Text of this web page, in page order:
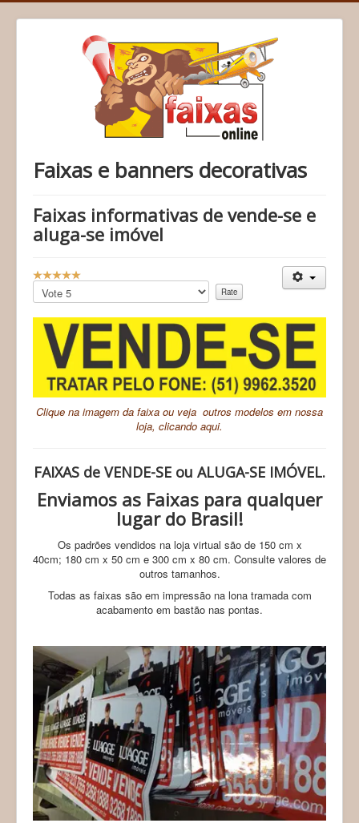
Faixas e banners decorativas
Faixas informativas de vende-se e
aluga-se imóvel
U
s
e
r
g
/
Please
Rate
Clique na imagem da faixa ou veja outros modelos em nossa
loja, clicando aqui.
FAIXAS de VENDE-SE ou ALUGA-SE IMÓVEL.
Enviamos as Faixas para qualquer
lugar do Brasil!
Os padrões vendidos na loja virtual são de 150 cm x
40cm; 180 cm x 50 cm e 300 cm x 80 cm. Consulte valores de
outros tamanhos.
Todas as faixas são em impressão na lona tramada com
acabamento em bastão nas pontas.